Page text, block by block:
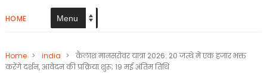
HOME
Home > india >
कैलाश मानसरोवर यात्रा 2026: 20 जत्थे में एक हजार भक्त
करेंगे दर्शन, आवेदन की प्रक्रिया शुरू; 19 मई अंतिम तिथि